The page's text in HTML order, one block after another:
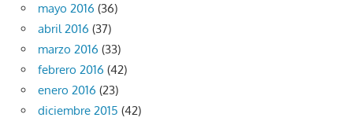
mayo 2016 (36)
abril 2016 (37)
marzo 2016 (33)
febrero 2016 (42)
enero 2016 (23)
diciembre 2015 (42)